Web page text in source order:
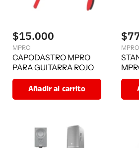
$15.000
MPRO
CAPODASTRO MPRO
PARA GUITARRA ROJO
Añadir al carrito
MPRO